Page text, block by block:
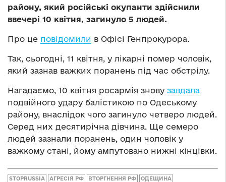
району, який російські окупанти здійснили
ввечері 10 квітня, загинуло 5 людей.
Про це повідомили в Офісі Генпрокурора.
Так, сьогодні, 11 квітня, у лікарні помер чоловік,
який зазнав важких поранень під час обстрілу.
Нагадаємо, 10 квітня росармія знову завдала
подвійного удару балістикою по Одеському
району, внаслідок чого загинуло четверо людей.
Серед них десятирічна дівчина. Ще семеро
людей зазнали поранень, один чоловік у
важкому стані, йому ампутовано нижні кінцівки.
STOPRUSSIA АГРЕСІЯ РФ ВТОРГНЕННЯ РФ ОДЕЩИНА